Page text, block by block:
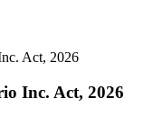
Act, 2026
Inc. Act, 2026